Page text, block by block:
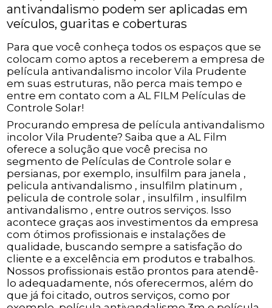
antivandalismo podem ser aplicadas em
veículos, guaritas e coberturas
Para que você conheça todos os espaços que se
colocam como aptos a receberem a empresa de
película antivandalismo incolor Vila Prudente
em suas estruturas, não perca mais tempo e
entre em contato com a AL FILM Películas de
Controle Solar!
Procurando empresa de película antivandalismo
incolor Vila Prudente? Saiba que a AL Film
oferece a solução que você precisa no
segmento de Películas de Controle solar e
persianas, por exemplo, insulfilm para janela ,
pelicula antivandalismo , insulfilm platinum ,
pelicula de controle solar , insulfilm , insulfilm
antivandalismo , entre outros serviços. Isso
acontece graças aos investimentos da empresa
com ótimos profissionais e instalações de
qualidade, buscando sempre a satisfação do
cliente e a excelência em produtos e trabalhos.
Nossos profissionais estão prontos para atendê-
lo adequadamente, nós oferecermos, além do
que já foi citado, outros serviços, como por